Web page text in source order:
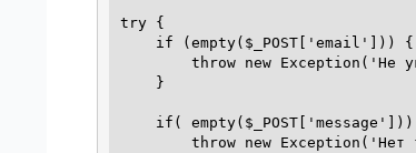
try {